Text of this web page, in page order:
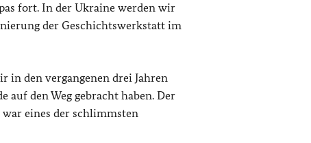
fort. In der Ukraine werden wir
der Geschichtswerkstatt im
in den vergangenen drei Jahren
auf den Weg gebracht haben. Der
eines der schlimmsten